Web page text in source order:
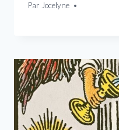
Par Jocelyne
12 novembre 2024